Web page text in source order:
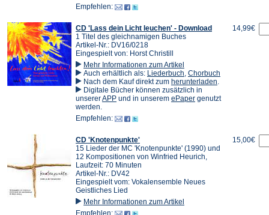
Empfehlen:
CD 'Lass dein Licht leuchen' - Download
1 Titel des gleichnamigen Buches
Artikel-Nr.: DV16/0218
Eingespielt von: Horst Christill
Mehr Informationen zum Artikel
Auch erhältlich als: Liederbuch Chorbuch
Nach dem Kauf direkt zum herunterladen
einem
Digitale Bücher können zusätzlich in
unsererAPP(Öffnet
einem
neuen
und in unserem ePaper(Öffnet
genutzt
werden.
Empfehlen:
14,99€
CD 'Knotenpunkte'
15 Lieder der MC 'Knotenpunkte' (1990) und
12 Kompositionen von Winfried Heurich,
Laufzeit: 70 Minuten
Artikel-Nr.: DV42
Eingespielt vom: Vokalensemble Neues
Geistliches Lied
Mehr Informationen zum Artikel
Empfehlen:
15,00€